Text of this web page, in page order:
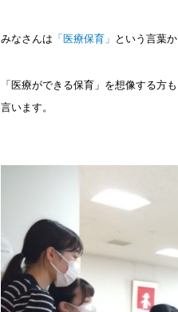
みなさんは 「医療保育」 という言葉
「医療ができる保育」を想像する方
言います。